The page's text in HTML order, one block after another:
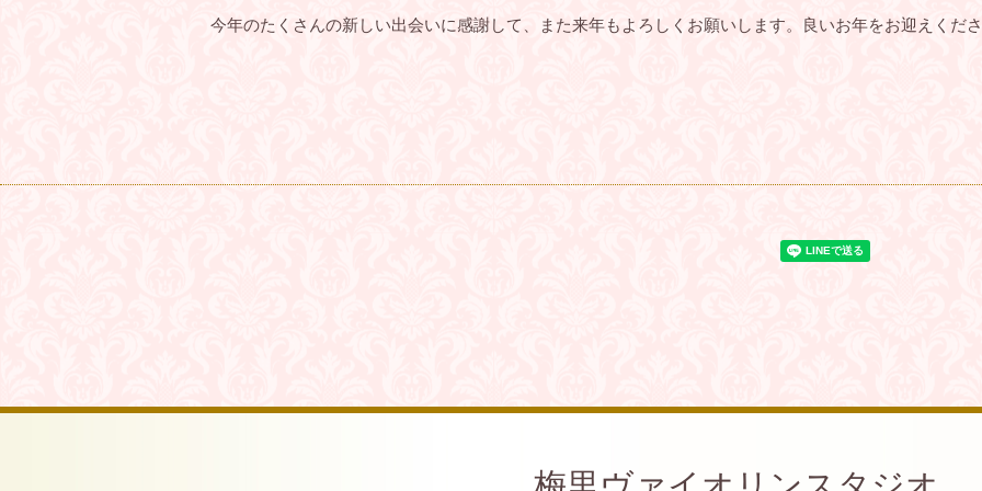
今年のたくさんの新しい出会いに感謝して、また来年もよろしくお願いします。良いお年をお迎えくだ